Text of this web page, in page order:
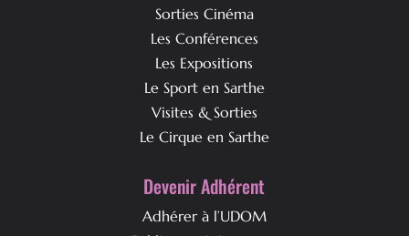
Sorties Cinéma
Les Conférences
Les Expositions
Le Sport en Sarthe
Visites & Sorties
Le Cirque en Sarthe
Devenir Adhérent
Adhérer à l’UDOM